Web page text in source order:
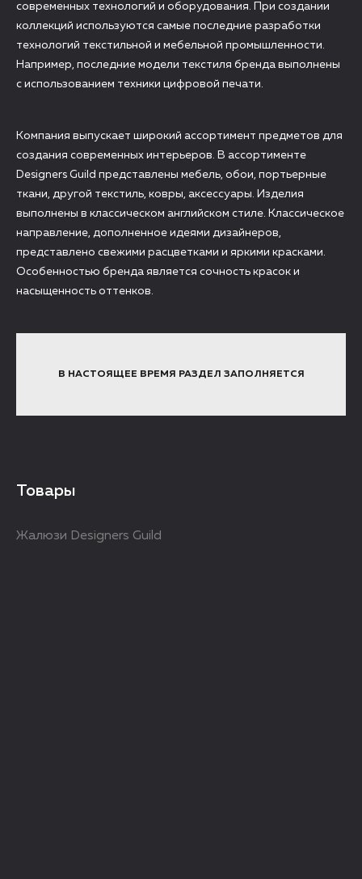
современных технологий и оборудования. При создании
коллекций используются самые последние разработки
технологий текстильной и мебельной промышленности.
Например, последние модели текстиля бренда выполнены
с использованием техники цифровой печати.
Компания выпускает широкий ассортимент предметов для
создания современных интерьеров. В ассортименте
Designers Guild представлены мебель, обои, портьерные
ткани, другой текстиль, ковры, аксессуары. Изделия
выполнены в классическом английском стиле. Классическое
направление, дополненное идеями дизайнеров,
представлено свежими расцветками и яркими красками.
Особенностью бренда является сочность красок и
насыщенность оттенков.
В НАСТОЯЩЕЕ ВРЕМЯ РАЗДЕЛ ЗАПОЛНЯЕТСЯ
Товары
Жалюзи Designers Guild